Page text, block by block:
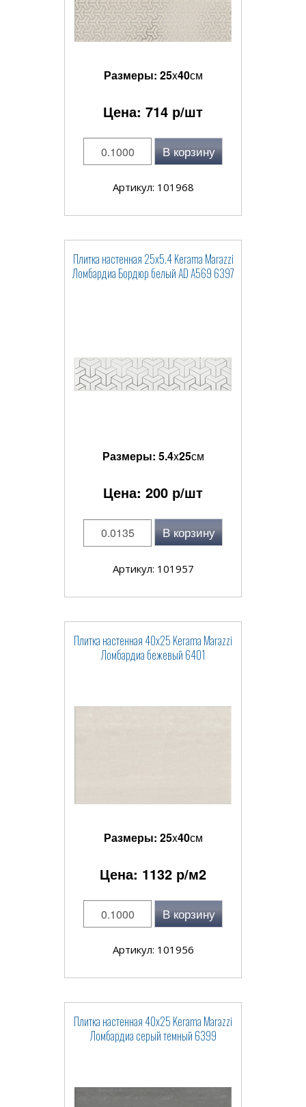
Размеры: 25x40см
Цена: 714 р/шт
В корзину
Артикул: 101968
Плитка настенная 25x5.4 Kerama Marazzi
Ломбардиа Бордюр белый AD A569 6397
Размеры: 5.4x25см
Цена: 200 р/шт
В корзину
Артикул: 101957
Плитка настенная 40x25 Kerama Marazzi
Ломбардиа бежевый 6401
Размеры: 25x40см
Цена: 1132 р/м2
В корзину
Артикул: 101956
Плитка настенная 40x25 Kerama Marazzi
Ломбардиа серый темный 6399